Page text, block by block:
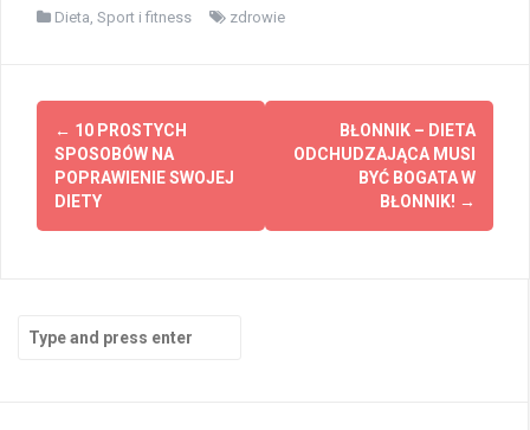
Dieta Sport i fitness zdrowie
Post
navigation
← 10 PROSTYCH
SPOSOBÓW NA
POPRAWIENIE SWOJEJ
DIETY
BŁONNIK – DIETA
ODCHUDZAJĄCA MUSI
BYĆ BOGATA W
BŁONNIK! →
for: